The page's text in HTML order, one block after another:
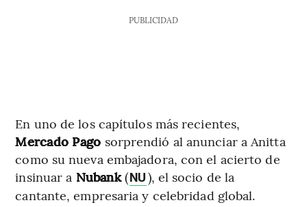
PUBLICIDAD
En uno de los capítulos más recientes,
Mercado Pago sorprendió al anunciar a Anitta
como su nueva embajadora, con el acierto de
insinuar a Nubank(NU), el socio de la
cantante, empresaria y celebridad global.